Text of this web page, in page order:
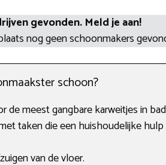
gevonden. Meld je aan!
nog geen schoonmakers
schoon?
de meest gangbare karweitjes in
taken die een huishoudelijke
van de vloer.